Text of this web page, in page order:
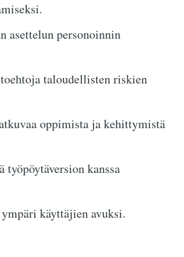
asettelun personoinnin
taloudellisten riskien
oppimista ja kehittymistä
kanssa
käyttäjien avuksi.